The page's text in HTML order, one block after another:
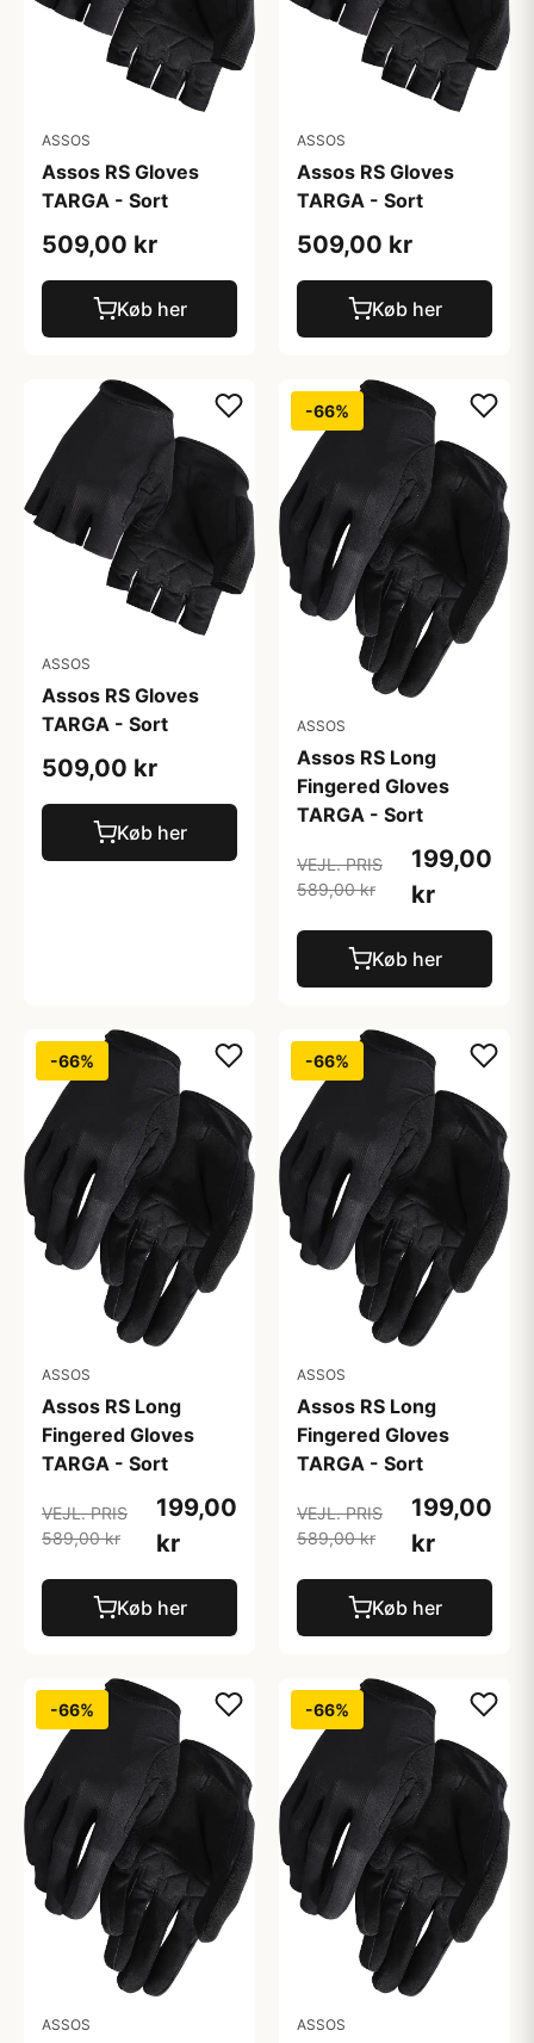
ASSOS
Assos RS Gloves
TARGA - Sort
509,00 kr
Køb her
ASSOS
Assos RS Gloves
TARGA - Sort
509,00 kr
Køb her
ASSOS
Assos RS Gloves
TARGA - Sort
509,00 kr
Køb her
-66%
ASSOS
Assos RS Long
Fingered Gloves
TARGA - Sort
VEJL. PRIS
589,00 kr
199,00
kr
Køb her
-66%
ASSOS
Assos RS Long
Fingered Gloves
TARGA - Sort
VEJL. PRIS
589,00 kr
199,00
kr
Køb her
-66%
ASSOS
Assos RS Long
Fingered Gloves
TARGA - Sort
VEJL. PRIS
589,00 kr
199,00
kr
Køb her
-66%
ASSOS
-66%
ASSOS